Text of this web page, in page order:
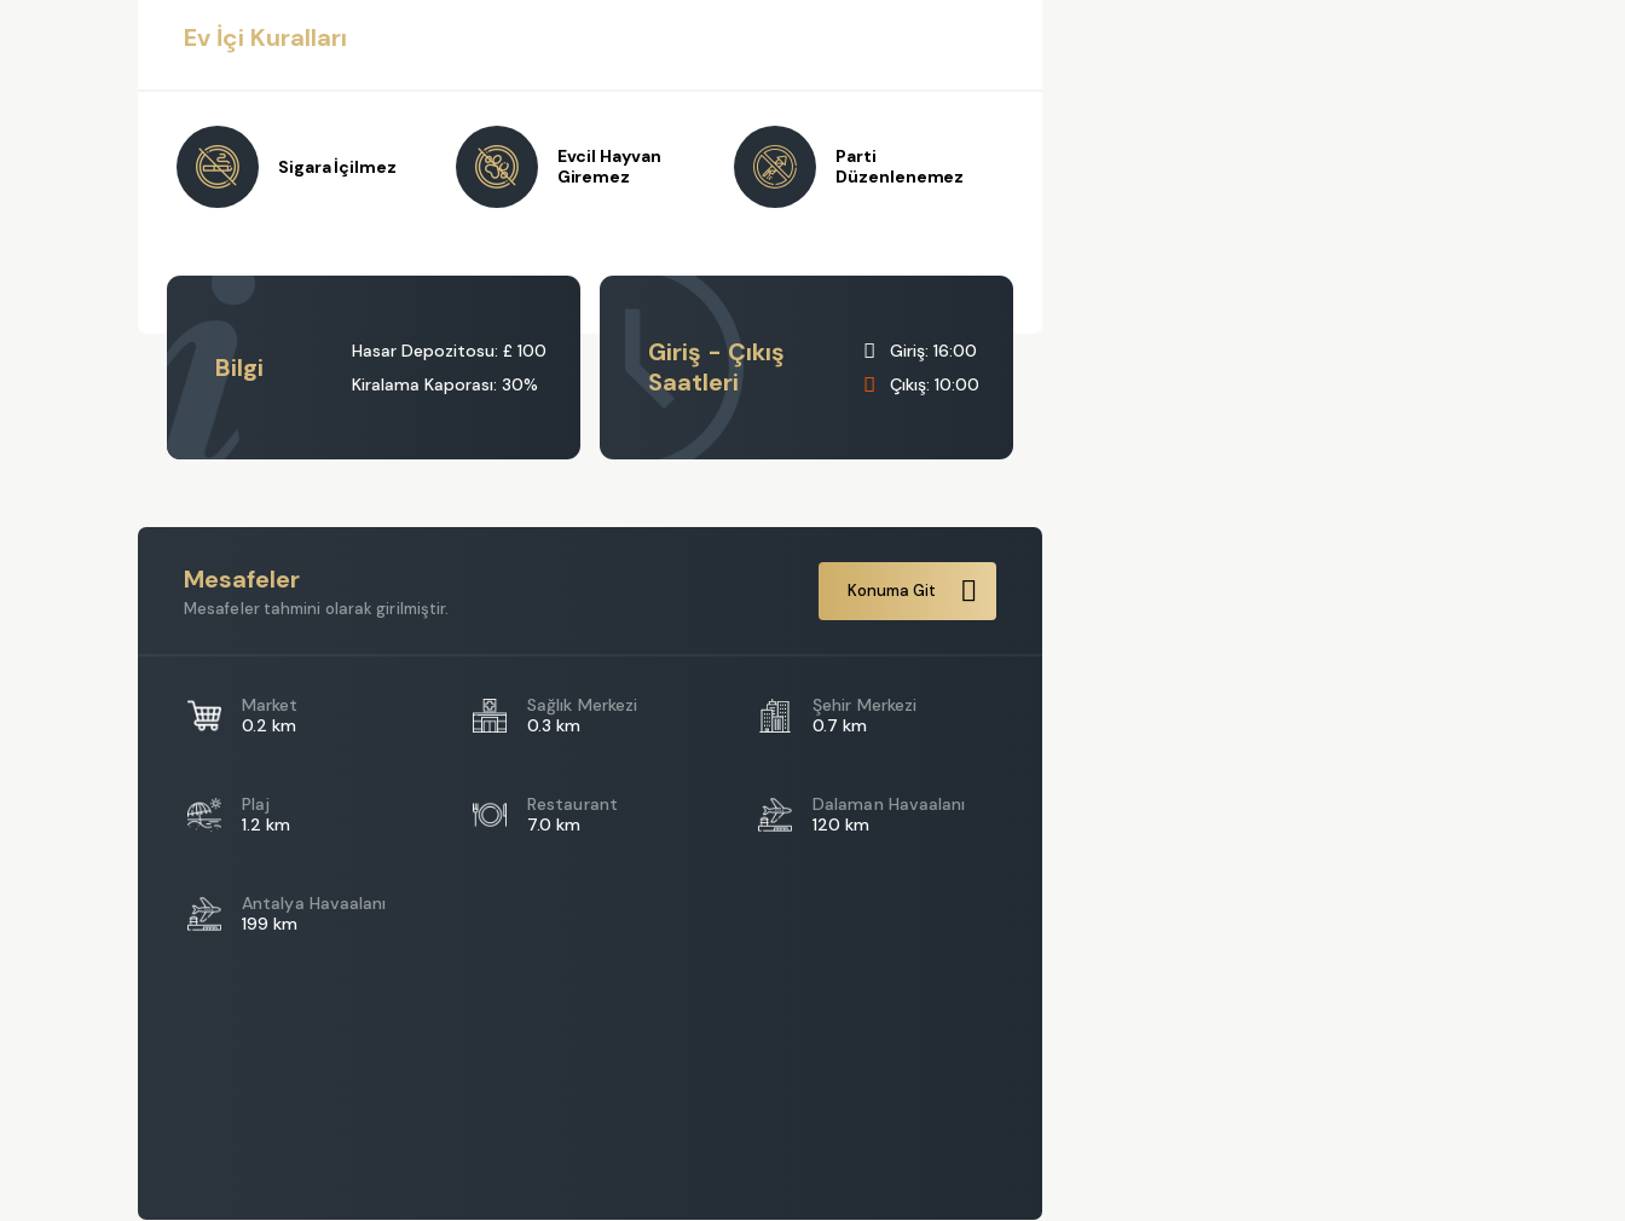
Ev İçi Kuralları
Sigara İçilmez
Evcil Hayvan
Giremez
Parti
Düzenlenemez
Bilgi
Hasar Depozitosu: £ 100
Kiralama Kaporası: 30%
Giriş - Çıkış
Saatleri
Giriş: 16:00
Çıkış: 10:00
Mesafeler
Mesafeler tahmini olarak girilmiştir.
Konuma Git
Market
0.2 km
Sağlık Merkezi
0.3 km
Şehir Merkezi
0.7 km
Plaj
1.2 km
Restaurant
7.0 km
Dalaman Havaalanı
120 km
Antalya Havaalanı
199 km